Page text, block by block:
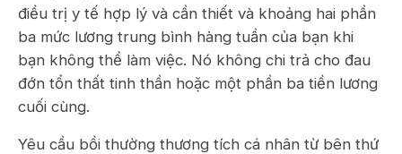
điều trị y tế hợp lý và cần thiết và khoảng hai phần
ba mức lương trung bình hàng tuần của bạn khi
bạn không thể làm việc. Nó không chi trả cho đau
đớn tổn thất tinh thần hoặc một phần ba tiền lương
cuối cùng.
Yêu cầu bồi thường thương tích cá nhân từ bên thứ